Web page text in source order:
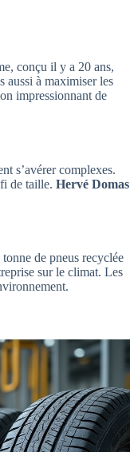
conçu il y a 20 ans,
aussi à maximiser les
impressionnant de
s’avérer complexes.
de taille. Hervé Domas
de pneus recyclée
sur le climat. Les